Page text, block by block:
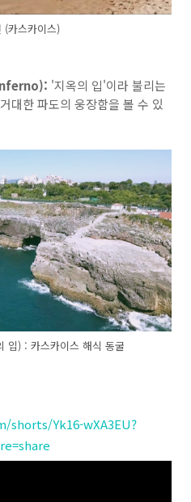
(카스카이스)
'지옥의 입'이라 불리는
대한 파도의 웅장함을 볼 수 있
입) : 카스카이스 해식 동굴
Yk16-wXA3EU?